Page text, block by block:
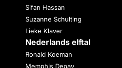
Sifan Hassan
Suzanne Schulting
Lieke Klaver
Nederlands elftal
Ronald Koeman
Memphis Depay